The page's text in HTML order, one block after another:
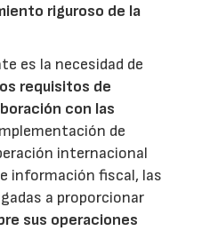
riguroso de la
es la necesidad de
requisitos de
con las
de
internacional
información fiscal, las
a proporcionar
sus operaciones